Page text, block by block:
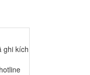
ghi kích